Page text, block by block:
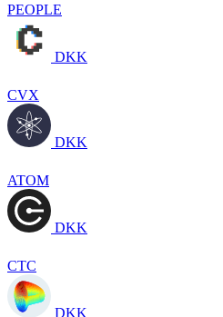
PEOPLE
DKK
CVX
DKK
ATOM
DKK
CTC
DKK